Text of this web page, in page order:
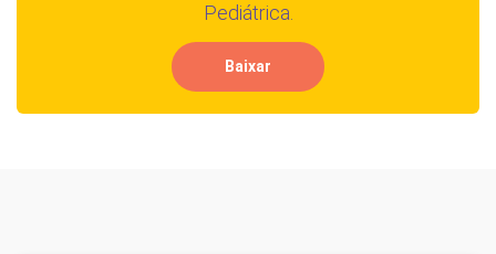
Pediátrica.
Baixar